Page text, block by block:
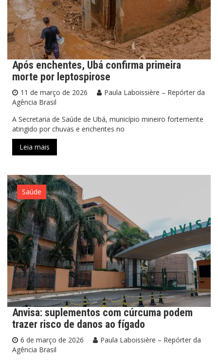
Após enchentes, Ubá confirma primeira
morte por leptospirose
11 de março de 2026
Paula Laboissière – Repórter da
Agência Brasil
A Secretaria de Saúde de Ubá, município mineiro fortemente
atingido por chuvas e enchentes no
Leia mais
Saúde
Anvisa: suplementos com cúrcuma podem
trazer risco de danos ao fígado
6 de março de 2026
Paula Laboissière – Repórter da
Agência Brasil